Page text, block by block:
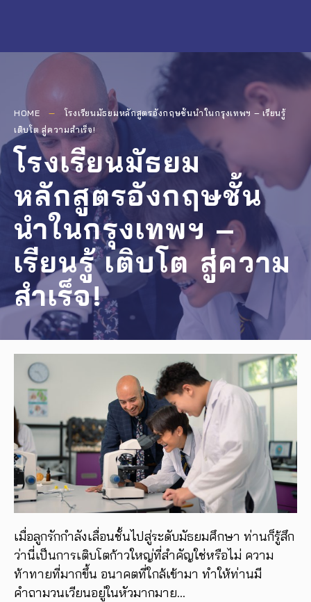
HOME
โรงเรียนมัธยมหลักสูตรอังกฤษชั้นนำในกรุงเทพฯ – เรียนรู้
เติบโต สู่ความสำเร็จ!
โรงเรียนมัธยม
หลักสูตรอังกฤษชั้น
นำในกรุงเทพฯ –
เรียนรู้ เติบโต สู่ความ
สำเร็จ!
เมื่อลูกรักกำลังเลื่อนชั้นไปสู่ระดับมัธยมศึกษา ท่านก็รู้สึก
ว่านี่เป็นการเติบโตก้าวใหญ่ที่สำคัญใช่หรือไม่ ความ
ท้าทายที่มากขึ้น อนาคตที่ใกล้เข้ามา ทำให้ท่านมี
คำถามวนเวียนอยู่ในหัวมากมาย…